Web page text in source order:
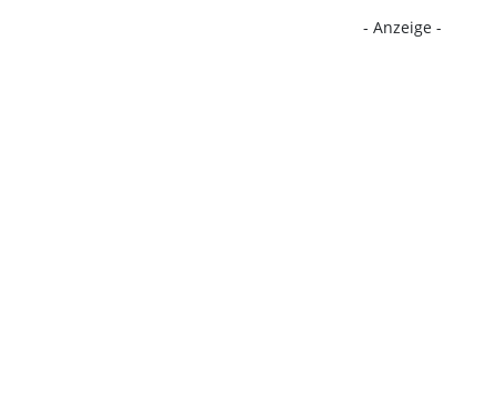
- Anzeige -